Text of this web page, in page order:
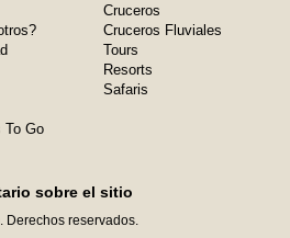
To Go
Cruceros
Cruceros Fluviales
Tours
Resorts
Safaris
sobre el sitio
Derechos reservados.